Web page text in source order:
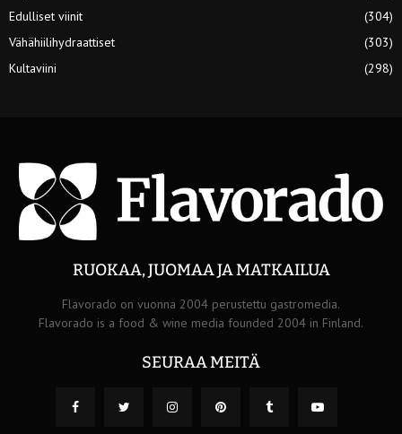
Edulliset viinit
(304)
Vähähiilihydraattiset
(303)
Kultaviini
(298)
RUOKAA, JUOMAA JA MATKAILUA
Flavorado on vuonna 2004 perustettu gastromedia.
Flavorado is a food & wine media founded 2004 in Finland.
SEURAA MEITÄ